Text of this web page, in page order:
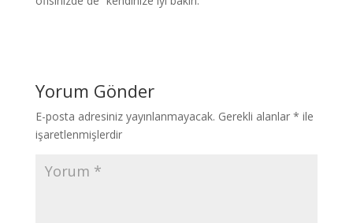
Yorum Gönder
E-posta adresiniz yayınlanmayacak. Gerekli alanlar * ile
işaretlenmişlerdir